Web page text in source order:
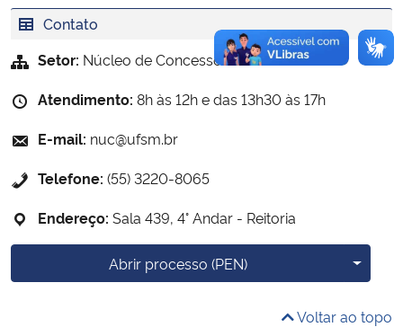
Advocacia-Geral da União
Banco Central do Brasil
Planalto
Contato
Setor: Núcleo de Concessões/NUC
Atendimento: 8h às 12h e das 13h30 às 17h
E-mail: nuc@ufsm.br
Telefone: (55) 3220-8065
Endereço: Sala 439, 4° Andar - Reitoria
Abrir processo (PEN) Mais
Voltar ao topo